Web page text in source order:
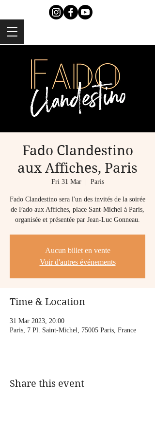
Fado Clandestino
aux Affiches, Paris
Fri 31 Mar
  |
Paris
Fado Clandestino sera l'un des invités de la soirée
de Fado aux Affiches, place Sant-Michel à Paris,
organisée et présentée par Jean-Luc Gonneau.
Aucun billet en vente
Voir d'autres événements
Time & Location
31 Mar 2023, 20:00
Paris, 7 Pl. Saint-Michel, 75005 Paris, France
Share this event